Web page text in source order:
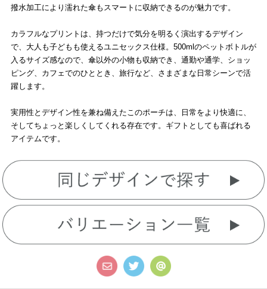
撥水加工により濡れた傘もスマートに収納できるのが魅力です。
カラフルなプリントは、持つだけで気分を明るく演出するデザイン
で、大人も子どもも使えるユニセックス仕様。500mlのペットボトルが
入るサイズ感なので、傘以外の小物も収納でき、通勤や通学、ショッ
ピング、カフェでのひととき、旅行など、さまざまな日常シーンで活
躍します。
実用性とデザイン性を兼ね備えたこのポーチは、日常をより快適に、
そしてちょっと楽しくしてくれる存在です。ギフトとしても喜ばれる
アイテムです。